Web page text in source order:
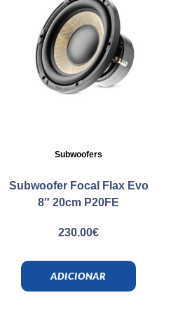
Subwoofers
Subwoofer Focal Flax Evo
8″ 20cm P20FE
230.00€
ADICIONAR